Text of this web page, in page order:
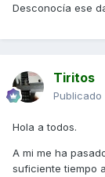
Desconocía ese
Tiritos
Publicado
Hola a todos.
A mi me ha
suficiente tiempo